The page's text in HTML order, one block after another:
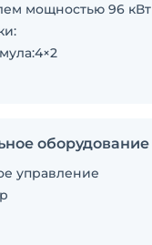
мощностью 96 кВт
крана:5000кг
TCG60
130кВт/л.с.
оборудование
управление